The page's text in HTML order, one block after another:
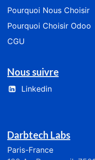
​​​​​​Pourquoi Nous Choisir​​​​​​
​​​​​​​​Pourquoi Choisir Odoo​​​​​​​​
CGU
Nous suivre
Linkedin
Darbtech Labs
Paris-France